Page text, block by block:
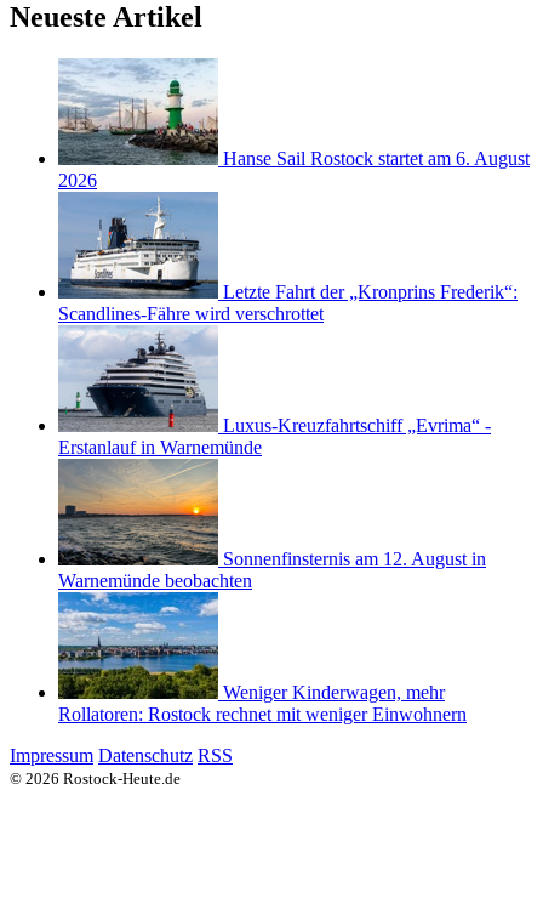
Neueste Artikel
Hanse Sail Rostock startet am 6. August
2026
Letzte Fahrt der „Kronprins Frederik“:
Scandlines-Fähre wird verschrottet
Luxus-Kreuzfahrtschiff „Evrima“ -
Erstanlauf in Warnemünde
Sonnenfinsternis am 12. August in
Warnemünde beobachten
Weniger Kinderwagen, mehr
Rollatoren: Rostock rechnet mit weniger Einwohnern
Impressum Datenschutz RSS
© 2026 Rostock-Heute.de